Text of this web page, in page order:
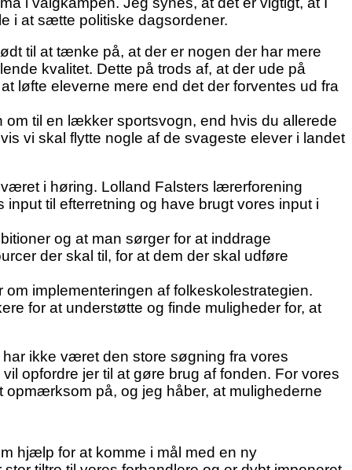
i at sætte politiske dagsordener.
til at tænke på, at der er nogen der har mere
kvalitet. Dette på trods af, at der ude på
løfte eleverne mere end det der forventes ud fra
til en lækker sportsvogn, end hvis du allerede
vi skal flytte nogle af de svageste elever i landet
i høring. Lolland Falsters lærerforening
til efterretning og have brugt vores input i
og at man sørger for at inddrage
der skal til, for at dem der skal udføre
implementeringen af folkeskolestrategien.
for at understøtte og finde muligheder for, at
ikke været den store søgning fra vores
opfordre jer til at gøre brug af fonden. For vores
på, og jeg håber, at mulighederne
hjælp for at komme i mål med en ny